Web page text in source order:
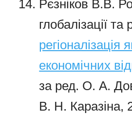
Рєзніков В.В.
глобалізації та
економічних
за ред. О. А.
В. Н. Каразіна,